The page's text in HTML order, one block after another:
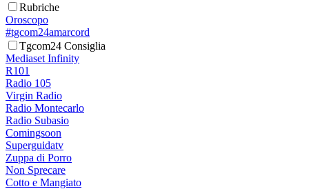
Rubriche
Oroscopo
#tgcom24amarcord
Tgcom24 Consiglia
Mediaset Infinity
R101
Radio 105
Virgin Radio
Radio Montecarlo
Radio Subasio
Comingsoon
Superguidatv
Zuppa di Porro
Non Sprecare
Cotto e Mangiato